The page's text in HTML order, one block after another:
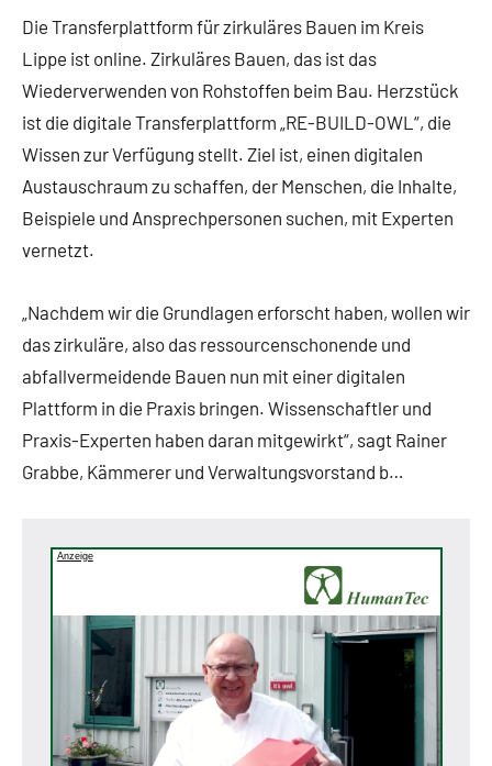
Die Transferplattform für zirkuläres Bauen im Kreis
Lippe ist online. Zirkuläres Bauen, das ist das
Wiederverwenden von Rohstoffen beim Bau. Herzstück
ist die digitale Transferplattform „RE-BUILD-OWL“, die
Wissen zur Verfügung stellt. Ziel ist, einen digitalen
Austauschraum zu schaffen, der Menschen, die Inhalte,
Beispiele und Ansprechpersonen suchen, mit Experten
vernetzt.
„Nachdem wir die Grundlagen erforscht haben, wollen wir
das zirkuläre, also das ressourcenschonende und
abfallvermeidende Bauen nun mit einer digitalen
Plattform in die Praxis bringen. Wissenschaftler und
Praxis-Experten haben daran mitgewirkt“, sagt Rainer
Grabbe, Kämmerer und Verwaltungsvorstand b…
Anzeige